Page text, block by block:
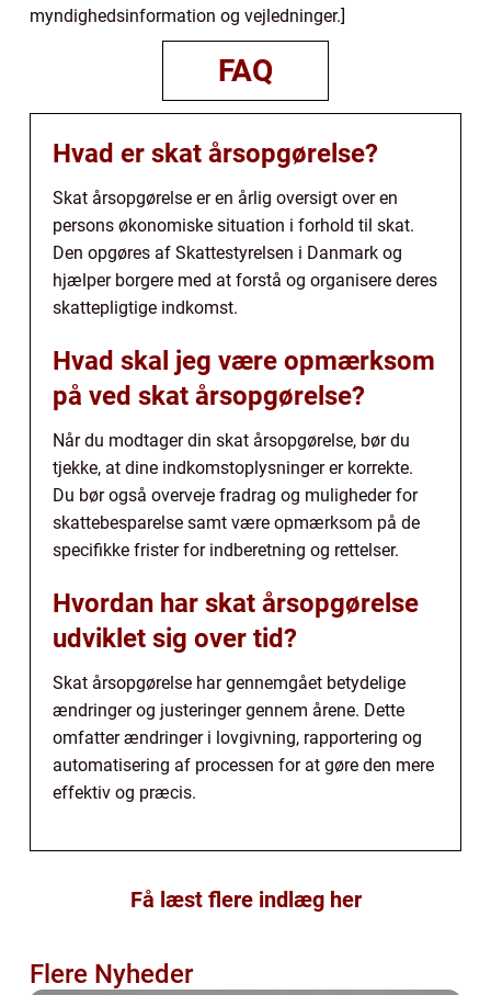
myndighedsinformation og vejledninger.]
FAQ
Hvad er skat årsopgørelse?
Skat årsopgørelse er en årlig oversigt over en
persons økonomiske situation i forhold til skat.
Den opgøres af Skattestyrelsen i Danmark og
hjælper borgere med at forstå og organisere deres
skattepligtige indkomst.
Hvad skal jeg være opmærksom
på ved skat årsopgørelse?
Når du modtager din skat årsopgørelse, bør du
tjekke, at dine indkomstoplysninger er korrekte.
Du bør også overveje fradrag og muligheder for
skattebesparelse samt være opmærksom på de
specifikke frister for indberetning og rettelser.
Hvordan har skat årsopgørelse
udviklet sig over tid?
Skat årsopgørelse har gennemgået betydelige
ændringer og justeringer gennem årene. Dette
omfatter ændringer i lovgivning, rapportering og
automatisering af processen for at gøre den mere
effektiv og præcis.
Få læst flere indlæg her
Flere Nyheder